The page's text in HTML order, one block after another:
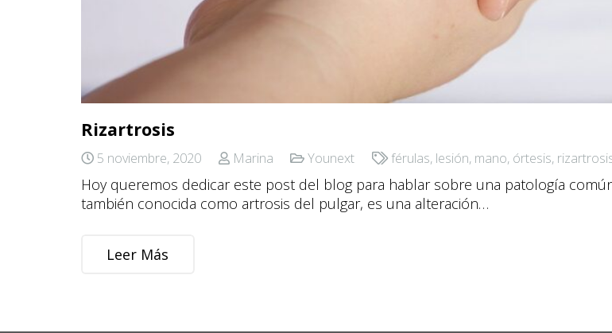
Rizartrosis
5 noviembre, 2020 Marina Younext férulas, lesión, mano, órtesis,
Hoy queremos dedicar este post del blog para hablar sobre una patología
también conocida como artrosis del pulgar, es una alteración…
Leer Más